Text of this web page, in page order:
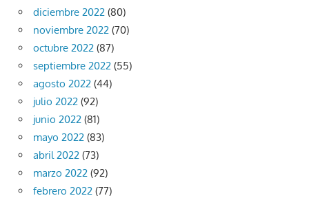
diciembre 2022 (80)
noviembre 2022 (70)
octubre 2022 (87)
septiembre 2022 (55)
agosto 2022 (44)
julio 2022 (92)
junio 2022 (81)
mayo 2022 (83)
abril 2022 (73)
marzo 2022 (92)
febrero 2022 (77)